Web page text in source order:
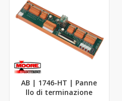
AB | 1746-HT | Panne
llo di terminazione